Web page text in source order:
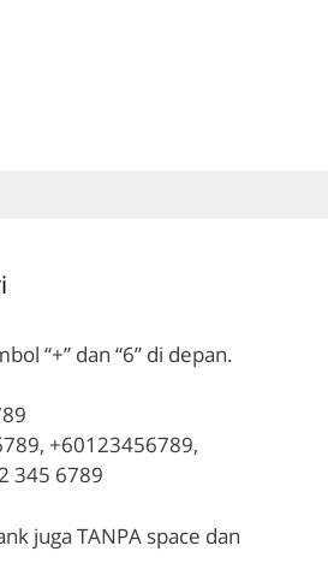
“+” dan “6” di depan.
+60123456789,
345 6789
juga TANPA space dan